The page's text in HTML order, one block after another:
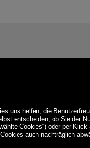
uns helfen, die
entscheiden, ob Sie der
Cookies“) oder per Klick
auch nachträglich